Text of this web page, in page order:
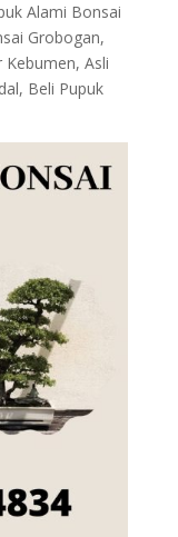
Alami Bonsai
Grobogan,
Asli
Beli Pupuk